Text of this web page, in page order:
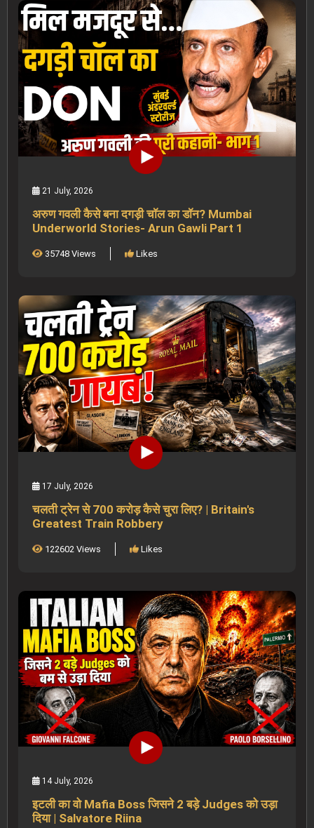
21 July, 2026
अरुण गवली कैसे बना दगड़ी चॉल का डॉन? Mumbai
Underworld Stories- Arun Gawli Part 1
35748 Views Likes
17 July, 2026
चलती ट्रेन से 700 करोड़ कैसे चुरा लिए? | Britain's
Greatest Train Robbery
122602 Views Likes
14 July, 2026
इटली का वो Mafia Boss जिसने 2 बड़े Judges को उड़ा
दिया | Salvatore Riina